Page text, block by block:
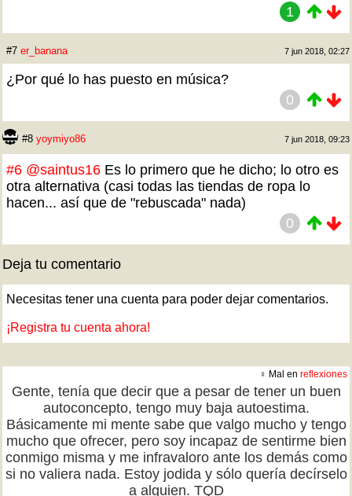
1
#7 er_banana 7 jun 2018, 02:27
¿Por qué lo has puesto en música?
0
#8 yoymiyo86 7 jun 2018, 09:23
#6 @saintus16 Es lo primero que he dicho; lo otro es
otra alternativa (casi todas las tiendas de ropa lo
hacen... así que de "rebuscada" nada)
0
Deja tu comentario
Necesitas tener una cuenta para poder dejar comentarios.
¡Registra tu cuenta ahora!
♀ Mal en reflexiones
Gente, tenía que decir que a pesar de tener un buen
autoconcepto, tengo muy baja autoestima.
Básicamente mi mente sabe que valgo mucho y tengo
mucho que ofrecer, pero soy incapaz de sentirme bien
conmigo misma y me infravaloro ante los demás como
si no valiera nada. Estoy jodida y sólo quería decírselo
a alguien. TQD